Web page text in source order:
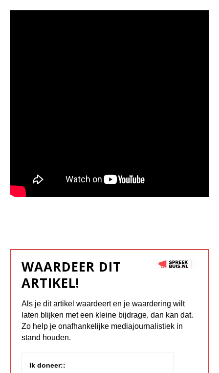
WAARDEER DIT
ARTIKEL!
Als je dit artikel waardeert en je waardering wilt
laten blijken met een kleine bijdrage, dan kan dat.
Zo help je onafhankelijke mediajournalistiek in
stand houden.
Ik doneer::